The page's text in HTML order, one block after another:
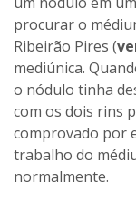
procurar o
Ribeirão Pires (
mediúnica.
o nódulo tinha
com os dois rins
comprovado por
trabalho do
normalmente.